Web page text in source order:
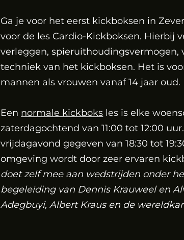
Ga je voor het eerst kickboksen in
voor de les Cardio-Kickboksen. Hierbij
verleggen,
techniek van het kickboksen. Het is
mannen als vrouwen vanaf 14 jaar oud.
Een normale kickboks les is elke
zaterdagochtend van 11:00 tot 12:00
vrijdagavond gegeven van 18:30 tot
omgeving wordt door zeer ervaren
doet zelf mee aan wedstrijden onder
begeleiding van Dennis Krauweel en
Adegbuyi, Albert Kraus en de